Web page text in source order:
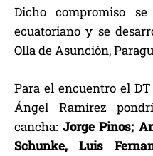
Dicho compromiso
ecuatoriano y se
Olla de Asunción,
Para el encuentro el DT
Ángel Ramírez
cancha: Jorge Pinos;
Schunke, Luis